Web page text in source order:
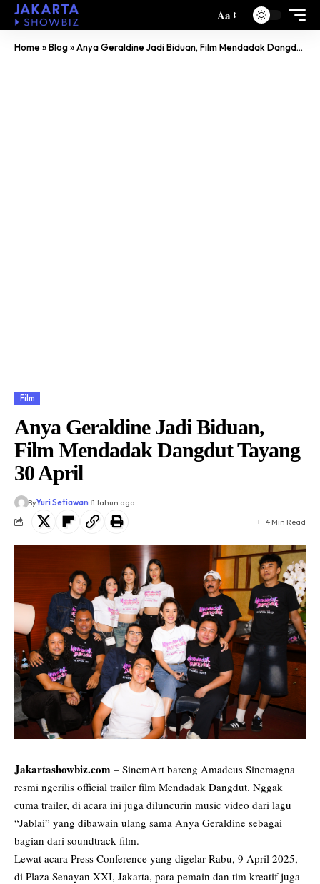
Aa
Home»Blog»Anya Geraldine Jadi Biduan, Film Mendadak Dangdut Tayang 30 April
Film
Anya Geraldine Jadi Biduan,
Film Mendadak Dangdut Tayang
30 April
ByYuri Setiawan 1 tahun ago
4 Min Read
Jakartashowbiz.com – SinemArt bareng Amadeus Sinemagna
resmi ngerilis official trailer film Mendadak Dangdut. Nggak
cuma trailer, di acara ini juga diluncurin music video dari lagu
“Jablai” yang dibawain ulang sama Anya Geraldine sebagai
bagian dari soundtrack film.
Lewat acara Press Conference yang digelar Rabu, 9 April 2025,
di Plaza Senayan XXI, Jakarta, para pemain dan tim kreatif juga